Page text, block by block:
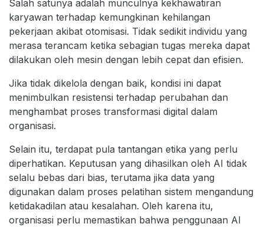
Salah satunya adalah munculnya kekhawatiran
karyawan terhadap kemungkinan kehilangan
pekerjaan akibat otomisasi. Tidak sedikit individu yang
merasa terancam ketika sebagian tugas mereka dapat
dilakukan oleh mesin dengan lebih cepat dan efisien.
Jika tidak dikelola dengan baik, kondisi ini dapat
menimbulkan resistensi terhadap perubahan dan
menghambat proses transformasi digital dalam
organisasi.
Selain itu, terdapat pula tantangan etika yang perlu
diperhatikan. Keputusan yang dihasilkan oleh AI tidak
selalu bebas dari bias, terutama jika data yang
digunakan dalam proses pelatihan sistem mengandung
ketidakadilan atau kesalahan. Oleh karena itu,
organisasi perlu memastikan bahwa penggunaan AI